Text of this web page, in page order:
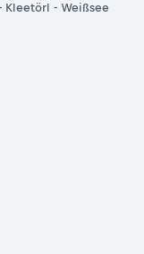
Kleetörl - Weißsee